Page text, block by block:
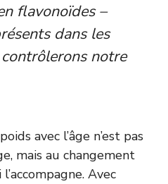
flavonoïdes –
dans les
notre
avec l’âge n’est pas
mais au changement
Avec